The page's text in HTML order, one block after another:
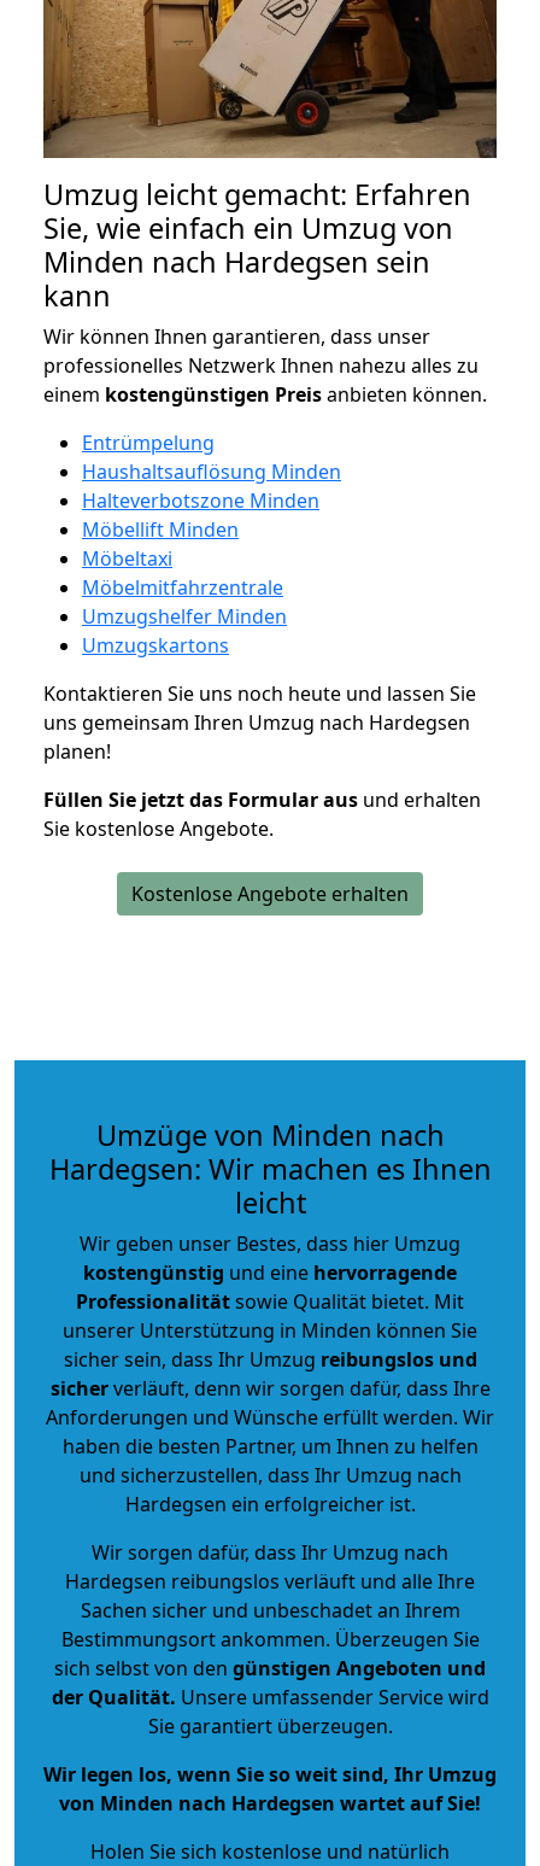
Umzug leicht gemacht: Erfahren
Sie, wie einfach ein Umzug von
Minden nach Hardegsen sein
kann
Wir können Ihnen garantieren, dass unser
professionelles Netzwerk Ihnen nahezu alles zu
einem kostengünstigen Preisanbieten können.
Entrümpelung
Haushaltsauflösung Minden
Halteverbotszone Minden
Möbellift Minden
Möbeltaxi
Möbelmitfahrzentrale
Umzugshelfer Minden
Umzugskartons
Kontaktieren Sie uns noch heute und lassen Sie
uns gemeinsam Ihren Umzug nach Hardegsen
planen!
Füllen Sie jetzt das Formular aus und erhalten
Sie kostenlose Angebote.
Kostenlose Angebote erhalten
Umzüge von Minden nach
Hardegsen: Wir machen es Ihnen
leicht
Wir geben unser Bestes, dass hier Umzug
kostengünstig und eine hervorragende
Professionalitätsowie Qualität bietet. Mit
unserer Unterstützung in Minden können Sie
sicher sein, dass Ihr Umzug reibungslos und
sicherverläuft, denn wir sorgen dafür, dass Ihre
Anforderungen und Wünsche erfüllt werden. Wir
haben die besten Partner, um Ihnen zu helfen
und sicherzustellen, dass Ihr Umzug nach
Hardegsen ein erfolgreicher ist.
Wir sorgen dafür, dass Ihr Umzug nach
Hardegsen reibungslos verläuft und alle Ihre
Sachen sicher und unbeschadet an Ihrem
Bestimmungsort ankommen. Überzeugen Sie
sich selbst von den günstigen Angeboten und
der Qualität. Unsere umfassender Service wird
Sie garantiert überzeugen.
Wir legen los, wenn Sie so weit sind, Ihr Umzug
von Minden nach Hardegsen wartet auf Sie!
Holen Sie sich kostenlose und natürlich